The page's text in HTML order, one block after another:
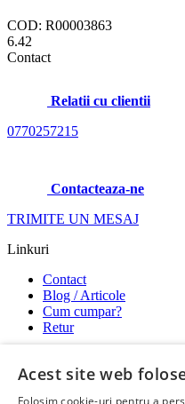
COD: R00003863
6.42
Contact
Relatii cu clientii
0770257215
Contacteaza-ne
TRIMITE UN MESAJ
Linkuri
Contact
Blog / Articole
Cum cumpar?
Retur
Acest site web
Folosim cookie-uri pentru a